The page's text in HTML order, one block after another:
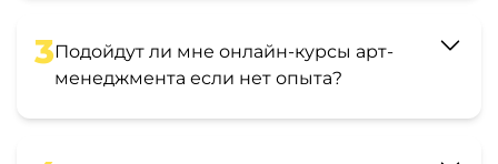
3Подойдут ли мне онлайн-курсы арт-
менеджмента если нет опыта?